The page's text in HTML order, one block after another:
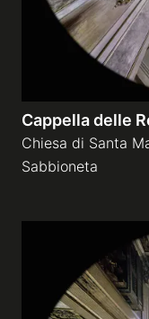
Cappella delle
Chiesa di Santa
Sabbioneta